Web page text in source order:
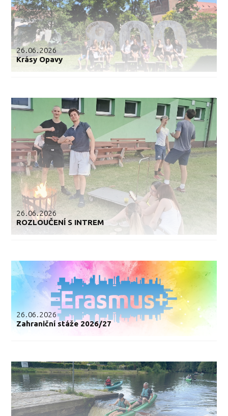
26.06.2026
Krásy Opavy
26.06.2026
ROZLOUČENÍ S INTREM
26.06.2026
Zahraniční stáže 2026/27